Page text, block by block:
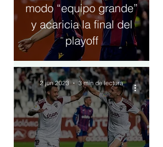
modo “equipo grande”
y acaricia la final del
playoff
2 jun 2023 3 min de lectura